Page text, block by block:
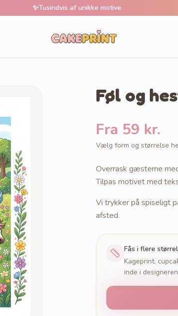
Tusindvis af unikke motive
Føl og
Fra 59 kr.
Vælg form og størrelse
Overrask gæsterne
Tilpas motivet med
Vi trykker på spiseligt
afsted.
Fås i flere
Kageprint,
inde i